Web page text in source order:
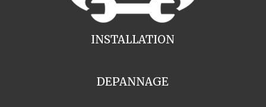
INSTALLATION
DEPANNAGE